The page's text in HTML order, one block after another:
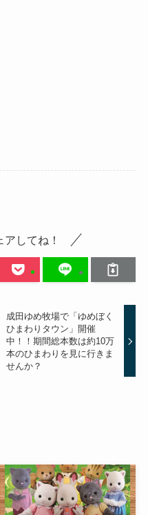
してね！
成田ゆめ牧場で「ゆめぼく
ひまわりタウン」開催
中！！期間総本数は約10万
本のひまわりを見に行きま
せんか？